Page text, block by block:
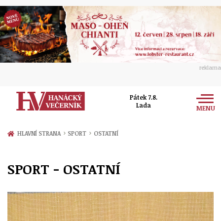
reklama
Pátek 7.8.
Lada
MENU
Zprávy
Přerov
Politika
Ekonomika
Kultura
Hudba
Společnost
Ženy
Sport
HLAVNÍ STRANA › SPORT › OSTATNÍ
SPORT - OSTATNÍ